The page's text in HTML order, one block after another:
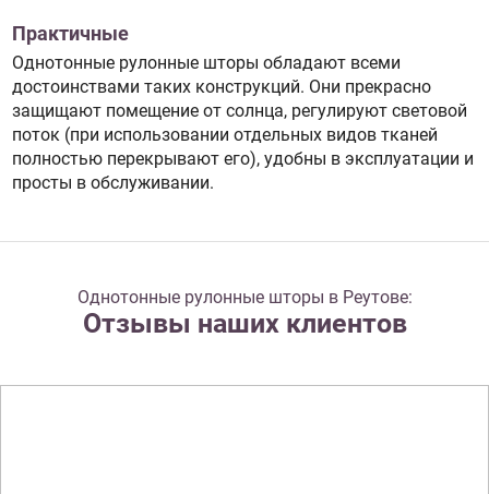
Практичные
Однотонные рулонные шторы обладают всеми
достоинствами таких конструкций. Они прекрасно
защищают помещение от солнца, регулируют световой
поток (при использовании отдельных видов тканей
полностью перекрывают его), удобны в эксплуатации и
просты в обслуживании.
Однотонные рулонные шторы в Реутове:
Отзывы наших клиентов